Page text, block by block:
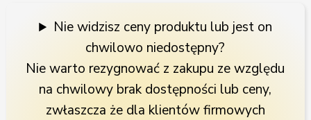
Nie widzisz ceny produktu lub jest on
chwilowo niedostępny?
Nie warto rezygnować z zakupu ze względu
na chwilowy brak dostępności lub ceny,
zwłaszcza że dla klientów firmowych